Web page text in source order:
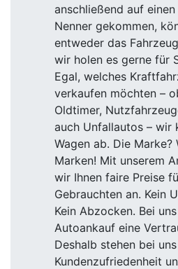
anschließend auf
Nenner gekommen,
entweder das
wir holen es gerne für
Egal, welches
verkaufen möchten –
Oldtimer,
auch Unfallautos – wir
Wagen ab. Die Marke?
Marken! Mit unserem
wir Ihnen faire Preise
Gebrauchten an. Kein
Kein Abzocken. Bei
Autoankauf eine
Deshalb stehen bei
Kundenzufriedenheit